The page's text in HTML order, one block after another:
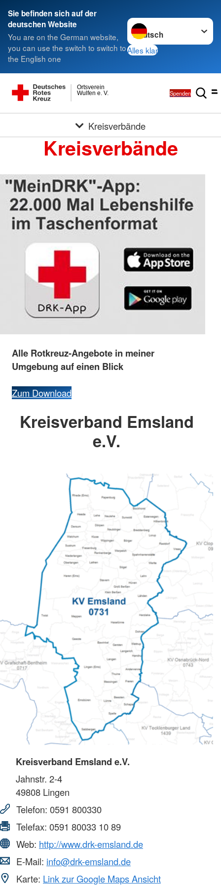
Sie befinden sich auf der
deutschen Website
You are on the German website,
you can use the switch to switch to
the English one
Sprache wechseln zu
Alles klar
Wulfen e. V.
Ortsverein
Spenden
Kreisverbände
Kreisverbände
Alle Rotkreuz-Angebote in meiner
Umgebung aufeinen Blick
Zum Download
Kreisverband Emsland
e.V.
Kreisverband Emsland e.V.
Jahnstr. 2-4
49808 Lingen
Telefon: 0591 800330
Telefax: 0591 80033 10 89
Web: http://www.drk-emsland.de
E-Mail: info@drk-emsland.de
Karte: Link zur Google Maps Ansicht